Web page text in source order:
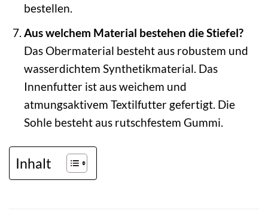
bestellen.
Aus welchem Material bestehen die Stiefel?
Das Obermaterial besteht aus robustem und
wasserdichtem Synthetikmaterial. Das
Innenfutter ist aus weichem und
atmungsaktivem Textilfutter gefertigt. Die
Sohle besteht aus rutschfestem Gummi.
Inhalt